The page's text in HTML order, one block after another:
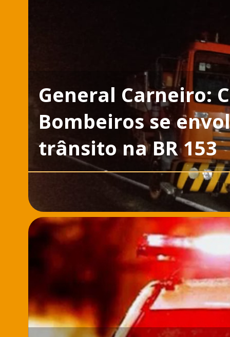
General Carneiro:
Bombeiros se
trânsito na BR 153